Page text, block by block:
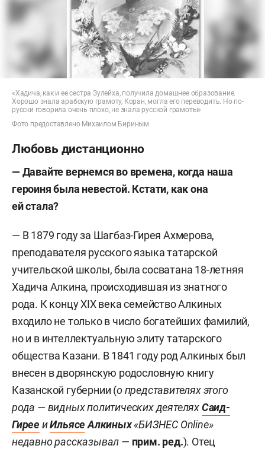
«Хадича, как и ее сестра Зулейха, получила домашнее образование.
Хорошо знала арабскую грамоту, Коран, могла его переводить. Но по-
русски говорила очень плохо, не знала русской грамоты»
Фото предоставлено Михаилом Бириным
Любовь дистанционно
— Давайте вернемся во времена, когда наша
героиня была невестой. Кстати, как она
ей стала?
— В 1879 году за Шагбаз-Гирея Ахмерова,
преподавателя русского языка татарской
учительской школы, была сосватана 18-летняя
Хадича Алкина, происходившая из знатного
рода. К концу XIX века семейство Алкиных
входило не только в число богатейших фамилий,
но и в интеллектуальную элиту татарского
общества Казани. В 1841 году род Алкиных был
внесен в дворянскую родословную книгу
Казанской губернии (о представителях этого
рода — видных политических деятеляхСаид-
Гирее иИльясеАлкиных«БИЗНЕС Online»
недавно рассказывал — прим. ред.). Отец